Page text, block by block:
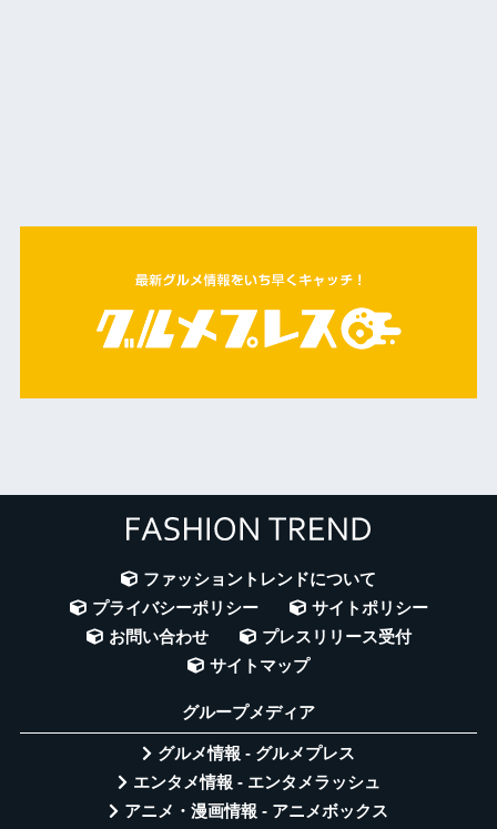
ファッショントレンドについて
プライバシーポリシー
サイトポリシー
お問い合わせ
プレスリリース受付
サイトマップ
グループメディア
グルメ情報 - グルメプレス
エンタメ情報 - エンタメラッシュ
アニメ・漫画情報 - アニメボックス